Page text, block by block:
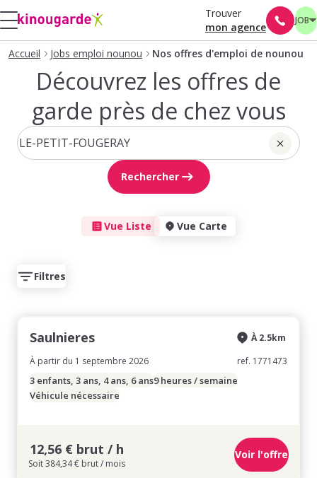
Trouver
mon agence
JOB
Accueil Jobs emploi nounou Nos offres d'emploi de nounou
Découvrez les offres de
garde près de chez vous
Rechercher
Vue Liste Vue Carte
Filtres
Saulnieres
À partir du 1 septembre 2026
À 2.5km
ref. 1771473
3 enfants, 3 ans, 4 ans, 6 ans9 heures / semaine
Véhicule nécessaire
12,56 € brut / h
Soit 384,34 € brut / mois
Voir l'offre